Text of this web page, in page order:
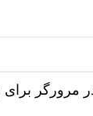
مرورگر